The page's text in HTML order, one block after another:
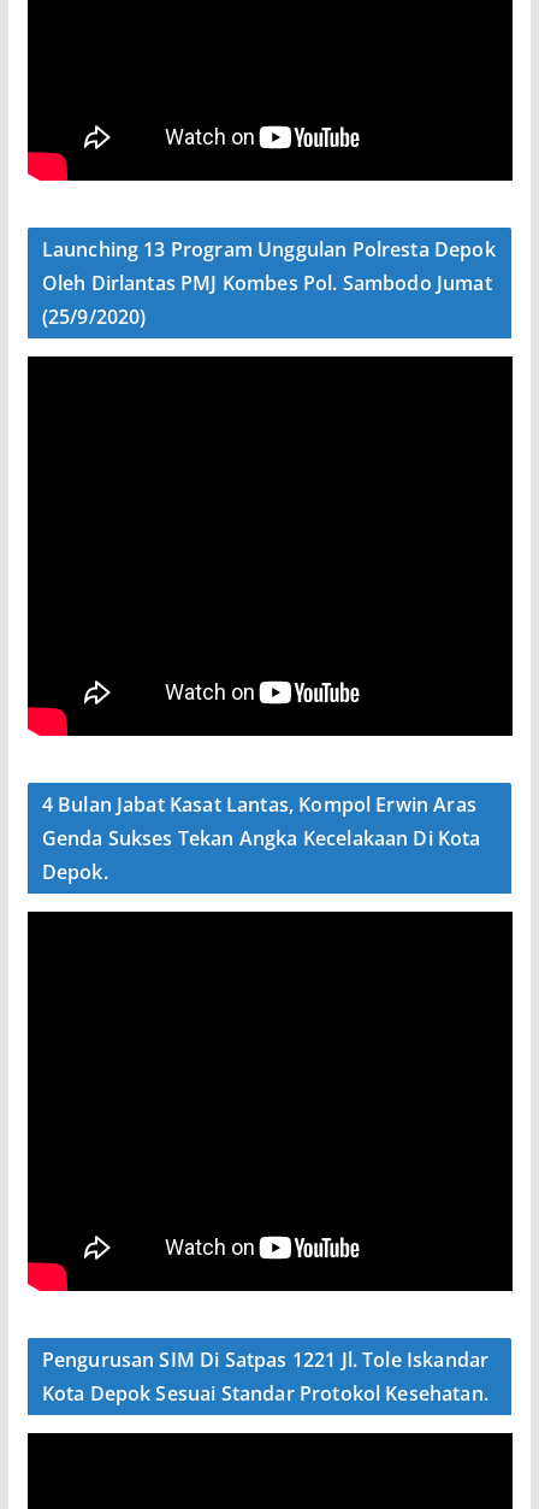
Launching 13 Program Unggulan Polresta Depok
Oleh Dirlantas PMJ Kombes Pol. Sambodo Jumat
(25/9/2020)
4 Bulan Jabat Kasat Lantas, Kompol Erwin Aras
Genda Sukses Tekan Angka Kecelakaan Di Kota
Depok.
Pengurusan SIM Di Satpas 1221 Jl. Tole Iskandar
Kota Depok Sesuai Standar Protokol Kesehatan.